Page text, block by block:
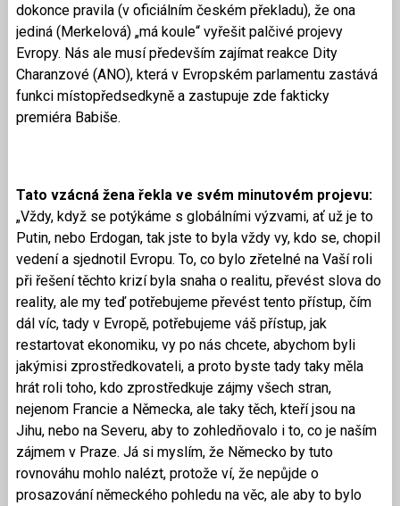
dokonce pravila (v oficiálním českém překladu), že ona
jediná (Merkelová) „má koule“ vyřešit palčivé projevy
Evropy. Nás ale musí především zajímat reakce Dity
Charanzové (ANO), která v Evropském parlamentu zastává
funkci místopředsedkyně a zastupuje zde fakticky
premiéra Babiše.
Tato vzácná žena řekla ve svém minutovém projevu:
„Vždy, když se potýkáme s globálními výzvami, ať už je to
Putin, nebo Erdogan, tak jste to byla vždy vy, kdo se, chopil
vedení a sjednotil Evropu. To, co bylo zřetelné na Vaší roli
při řešení těchto krizí byla snaha o realitu, převést slova do
reality, ale my teď potřebujeme převést tento přístup, čím
dál víc, tady v Evropě, potřebujeme váš přístup, jak
restartovat ekonomiku, vy po nás chcete, abychom byli
jakýmisi zprostředkovateli, a proto byste tady taky měla
hrát roli toho, kdo zprostředkuje zájmy všech stran,
nejenom Francie a Německa, ale taky těch, kteří jsou na
Jihu, nebo na Severu, aby to zohledňovalo i to, co je naším
zájmem v Praze. Já si myslím, že Německo by tuto
rovnováhu mohlo nalézt, protože ví, že nepůjde o
prosazování německého pohledu na věc, ale aby to bylo